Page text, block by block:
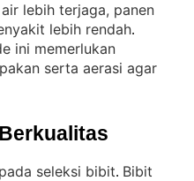
lebih terjaga, panen
lebih rendah
ini memerlukan
serta aerasi agar
seleksi bibit. Bibit